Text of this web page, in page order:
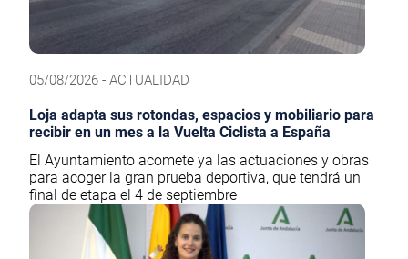
05/08/2026 - ACTUALIDAD
Loja adapta sus rotondas, espacios y mobiliario para
recibir en un mes a la Vuelta Ciclista a España
El Ayuntamiento acomete ya las actuaciones y obras
para acoger la gran prueba deportiva, que tendrá un
final de etapa el 4 de septiembre